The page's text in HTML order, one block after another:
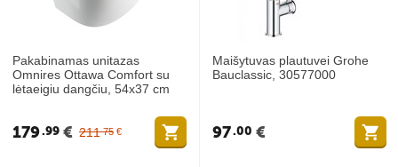
Pakabinamas unitazas
Omnires Ottawa Comfort su
lėtaeigiu dangčiu, 54x37 cm
211 75 €
179 99 €
Maišytuvas plautuvei Grohe
Bauclassic, 30577000
97 00 €